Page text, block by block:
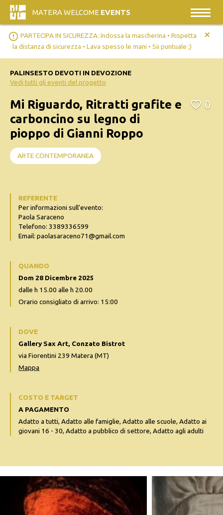
MATERA WELCOME EVENTS
error_outline PARTECIPA IN SICUREZZA: Indossa la mascherina • Rispetta
la distanza di sicurezza • Lava spesso le mani • Sii puntuale ;)
+
PALINSESTO DEVOTI IN DEVOZIONE
Vedi tutti gli eventi del progetto
Mi Riguardo, Ritratti grafite e
carboncino su legno di
pioppo di Gianni Roppo
0
ARTE CONTEMPORANEA
REFERENTE
Per informazioni sull'evento:
Paola Saraceno
Telefono: 3389336599
Email: paolasaraceno71@gmail.com
QUANDO
Dom 28 Dicembre 2025
dalle h 15.00 alle h 20.00
Orario consigliato di arrivo: 15:00
DOVE
Gallery Sax Art, Conzato Bistrot
via Fiorentini 239 Matera (MT)
Mappa
COSTO E TARGET
A PAGAMENTO
Adatto a tutti, Adatto alle famiglie, Adatto alle scuole, Adatto ai
giovani 16 - 30, Adatto a pubblico di settore, Adatto agli adulti